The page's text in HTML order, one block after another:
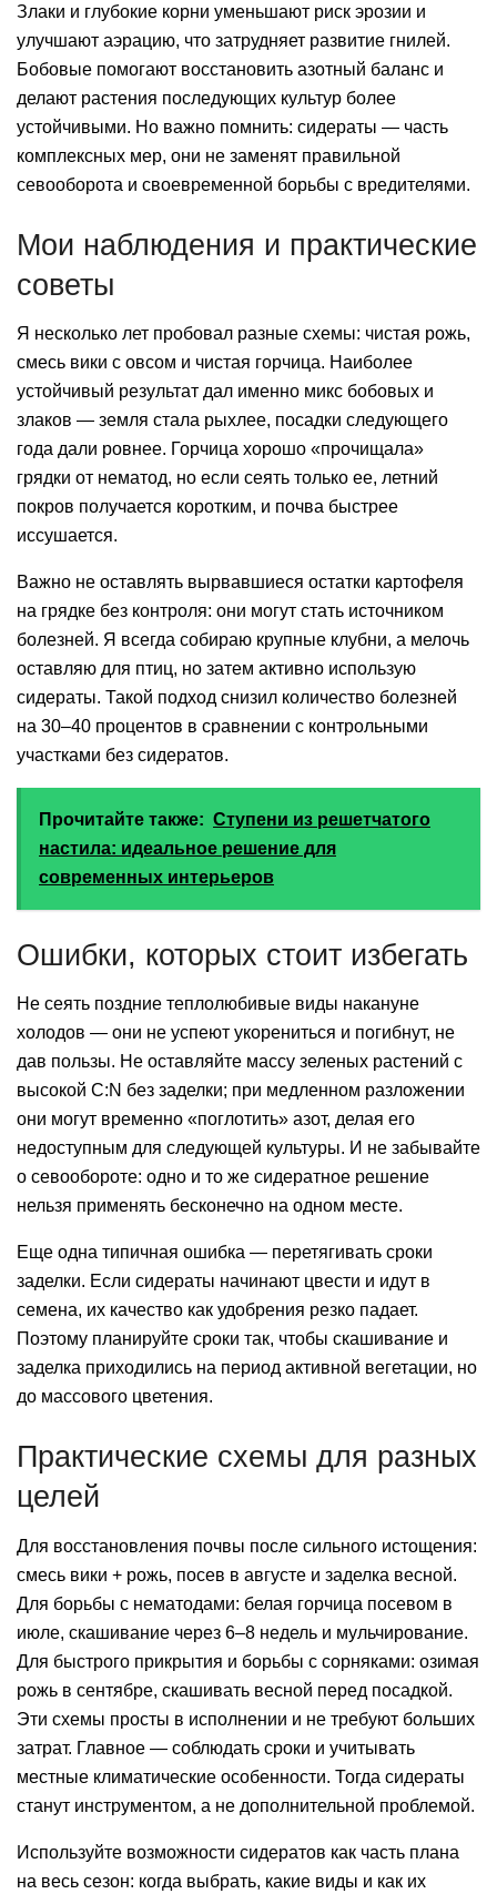
Злаки и глубокие корни уменьшают риск эрозии и
улучшают аэрацию, что затрудняет развитие гнилей.
Бобовые помогают восстановить азотный баланс и
делают растения последующих культур более
устойчивыми. Но важно помнить: сидераты — часть
комплексных мер, они не заменят правильной
севооборота и своевременной борьбы с вредителями.
Мои наблюдения и практические
советы
Я несколько лет пробовал разные схемы: чистая рожь,
смесь вики с овсом и чистая горчица. Наиболее
устойчивый результат дал именно микс бобовых и
злаков — земля стала рыхлее, посадки следующего
года дали ровнее. Горчица хорошо «прочищала»
грядки от нематод, но если сеять только ее, летний
покров получается коротким, и почва быстрее
иссушается.
Важно не оставлять вырвавшиеся остатки картофеля
на грядке без контроля: они могут стать источником
болезней. Я всегда собираю крупные клубни, а мелочь
оставляю для птиц, но затем активно использую
сидераты. Такой подход снизил количество болезней
на 30–40 процентов в сравнении с контрольными
участками без сидератов.
Прочитайте также: Ступени из решетчатого
настила: идеальное решение для
современных интерьеров
Ошибки, которых стоит избегать
Не сеять поздние теплолюбивые виды накануне
холодов — они не успеют укорениться и погибнут, не
дав пользы. Не оставляйте массу зеленых растений с
высокой C:N без заделки; при медленном разложении
они могут временно «поглотить» азот, делая его
недоступным для следующей культуры. И не забывайте
о севообороте: одно и то же сидератное решение
нельзя применять бесконечно на одном месте.
Еще одна типичная ошибка — перетягивать сроки
заделки. Если сидераты начинают цвести и идут в
семена, их качество как удобрения резко падает.
Поэтому планируйте сроки так, чтобы скашивание и
заделка приходились на период активной вегетации, но
до массового цветения.
Практические схемы для разных
целей
Для восстановления почвы после сильного истощения:
смесь вики + рожь, посев в августе и заделка весной.
Для борьбы с нематодами: белая горчица посевом в
июле, скашивание через 6–8 недель и мульчирование.
Для быстрого прикрытия и борьбы с сорняками: озимая
рожь в сентябре, скашивать весной перед посадкой.
Эти схемы просты в исполнении и не требуют больших
затрат. Главное — соблюдать сроки и учитывать
местные климатические особенности. Тогда сидераты
станут инструментом, а не дополнительной проблемой.
Используйте возможности сидератов как часть плана
на весь сезон: когда выбрать, какие виды и как их